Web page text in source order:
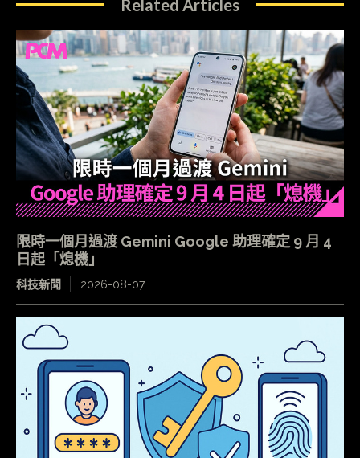
Related Articles
限時一個月過渡 Gemini Google 助理確定 9 月 4
日起「熄機」
科技新聞 2026-08-07